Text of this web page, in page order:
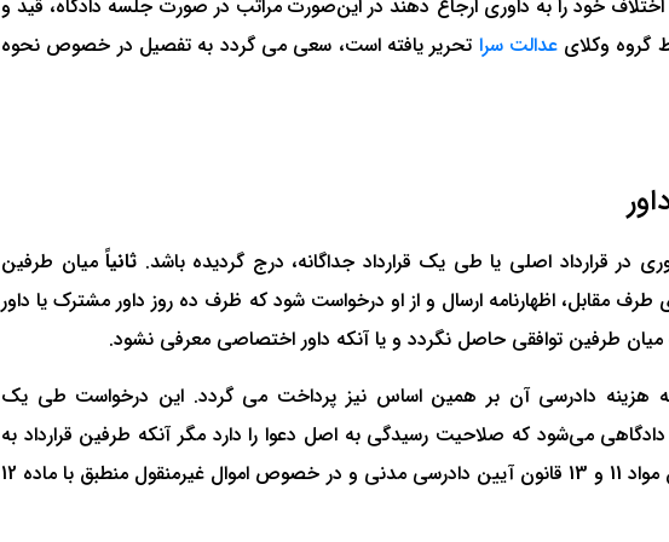
خود را به داوری ارجاع دهند در این‌صورت مراتب در صورت جلسه دادگاه، قید و
گروه وکلایعدالت سرا تحریر یافته است، سعی می گردد به تفصیل در خصوص نحوه
در قرارداد اصلی یا طی یک قرارداد جداگانه، درج گردیده باشد. ثانیاًمیان طرفین
مقابل، اظهارنامه ارسال و از او درخواست شود که ظرف ده روز داور مشترک یا داور
طرفین توافقی حاصل نگردد و یا آنکه داور اختصاصی معرفی نشود.
که هزینه دادرسی آن بر همین اساس نیز پرداخت می گردد. این درخواست طی یک
دادگاهی می‌شود که صلاحیت رسیدگی به اصل دعوا را دارد مگر آنکه طرفین قرارداد به
نحو دیگری توافق نموده باشند. (در ارتباط با اموال منقول، وفق مواد 11 و 13 قانون آیین دادرسی مدنی و در خصوص اموال غیرمنقول منطبق با ماده 12